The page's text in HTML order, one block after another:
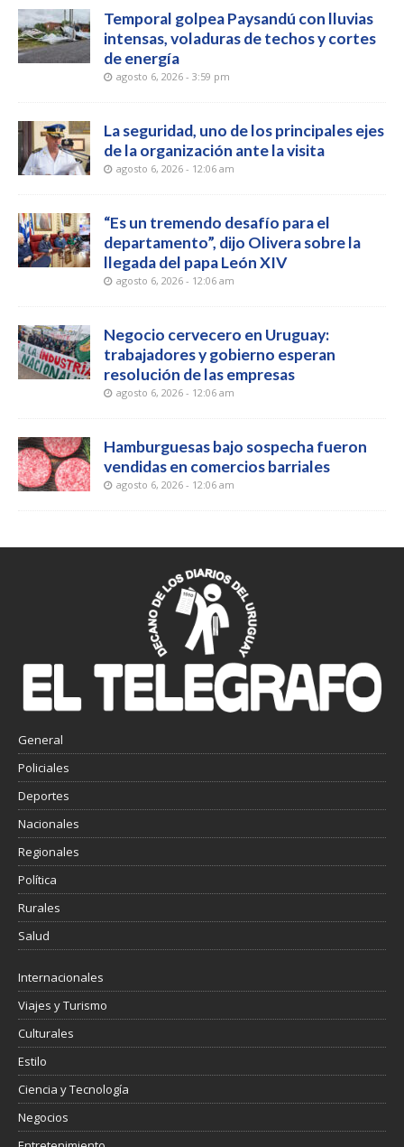
Temporal golpea Paysandú con lluvias
intensas, voladuras de techos y cortes
de energía
agosto 6, 2026 - 3:59 pm
La seguridad, uno de los principales ejes
de la organización ante la visita
agosto 6, 2026 - 12:06 am
“Es un tremendo desafío para el
departamento”, dijo Olivera sobre la
llegada del papa León XIV
agosto 6, 2026 - 12:06 am
Negocio cervecero en Uruguay:
trabajadores y gobierno esperan
resolución de las empresas
agosto 6, 2026 - 12:06 am
Hamburguesas bajo sospecha fueron
vendidas en comercios barriales
agosto 6, 2026 - 12:06 am
General
Policiales
Deportes
Nacionales
Regionales
Política
Rurales
Salud
Internacionales
Viajes y Turismo
Culturales
Estilo
Ciencia y Tecnología
Negocios